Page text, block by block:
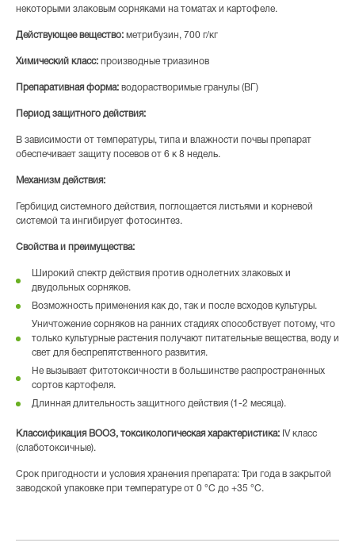
некоторыми злаковым сорняками на томатах и картофеле.
Действующее вещество: метрибузин, 700 г/кг
Химический класс: производные триазинов
Препаративная форма: водорастворимые гранулы (ВГ)
Период защитного действия:
В зависимости от температуры, типа и влажности почвы препарат
обеспечивает защиту посевов от 6 к 8 недель.
Механизм действия:
Гербицид системного действия, поглощается листьями и корневой
системой та ингибирует фотосинтез.
Свойства и преимущества:
Широкий спектр действия против однолетних злаковых и
двудольных сорняков.
Возможность применения как до, так и после всходов культуры.
Уничтожение сорняков на ранних стадиях способствует потому, что
только культурные растения получают питательные вещества, воду и
свет для беспрепятственного развития.
Не вызывает фитотоксичности в большинстве распространенных
сортов картофеля.
Длинная длительность защитного действия (1-2 месяца).
Классификация ВООЗ, токсикологическая характеристика: ІV класс
(слаботоксичные).
Срок пригодности и условия хранения препарата: Три года в закрытой
заводской упаковке при температуре от 0 °C до +35 °C.